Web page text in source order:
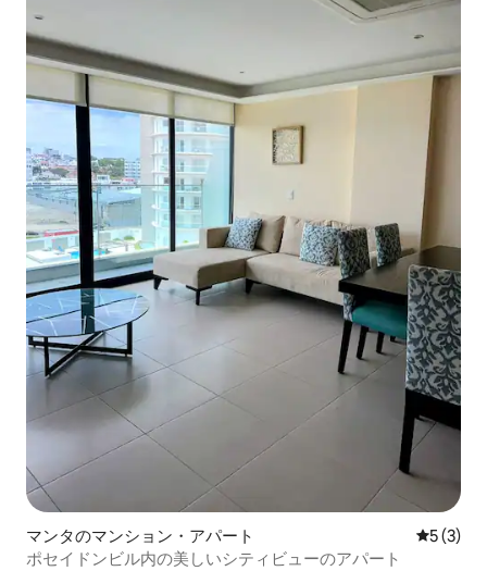
マンタのマンション・アパート レビュー
5 (3)
ポセイドンビル内の美しいシティビューのアパート